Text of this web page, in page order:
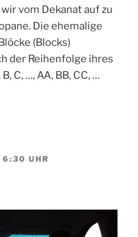
vom Dekanat auf zu
Die ehemalige
(Blocks)
der Reihenfolge ihres
C, …, AA, BB, CC, …
6:30 UHR